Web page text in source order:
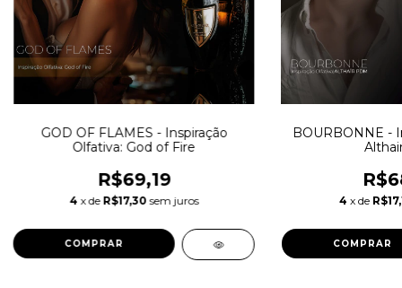
GOD OF FLAMES - Inspiração
Olfativa: God of Fire
R$69,19
4 x de R$17,30 sem juros
COMPRAR
BOURBONNE -
4 x de
COMPRAR